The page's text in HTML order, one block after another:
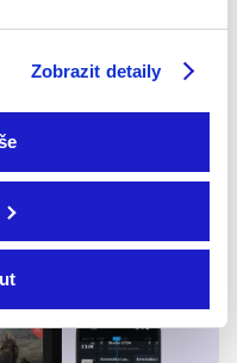
Zobrazit detaily
LG, VIDAA